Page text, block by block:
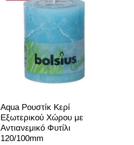
Aqua Ρουστίκ Κερί
Εξωτερικού Χώρου με
Αντιανεμικό Φυτίλι
120/100mm